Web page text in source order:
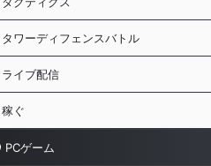
タワーディフェンスバトル
ライブ配信
稼ぐ
PCゲーム